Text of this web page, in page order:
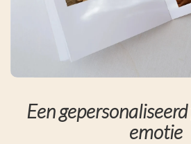
Een
emotie